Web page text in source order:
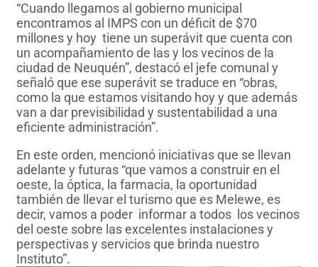
“Cuando llegamos al gobierno municipal
encontramos al IMPS con un déficit de $70
millones y hoy tiene un superávit que cuenta con
un acompañamiento de las y los vecinos de la
ciudad de Neuquén”, destacó el jefe comunal y
señaló que ese superávit se traduce en “obras,
como la que estamos visitando hoy y que además
van a dar previsibilidad y sustentabilidad a una
eficiente administración”.
En este orden, mencionó iniciativas que se llevan
adelante y futuras “que vamos a construir en el
oeste, la óptica, la farmacia, la oportunidad
también de llevar el turismo que es Melewe, es
decir, vamos a poder informar a todos los vecinos
del oeste sobre las excelentes instalaciones y
perspectivas y servicios que brinda nuestro
Instituto”.